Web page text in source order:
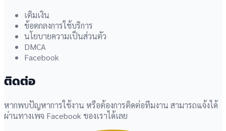
เติมเงิน
ข้อตกลงการใช้บริการ
นโยบายความเป็นส่วนตัว
DMCA
Facebook
ติดต่อ
หากพบปัญหาการใช้งาน หรือต้องการติดต่อทีมงาน สามารถแจ้งได้
ผ่านทางเพจ Facebook ของเราได้เลย